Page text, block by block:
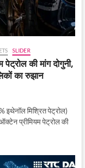
SLIDER
की मांग दोगुनी,
का रुझान
मिश्रित पेट्रोल)
प्रीमियम पेट्रोल की